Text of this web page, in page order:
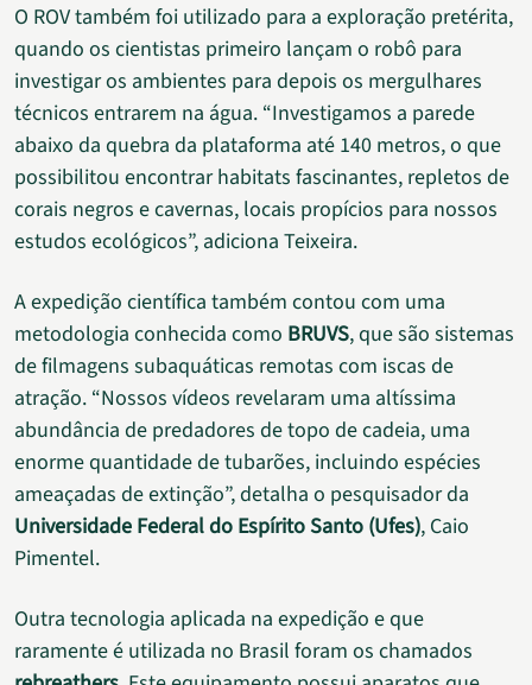
O ROV também foi utilizado para a exploração pretérita,
quando os cientistas primeiro lançam o robô para
investigar os ambientes para depois os mergulhares
técnicos entrarem na água. “Investigamos a parede
abaixo da quebra da plataforma até 140 metros, o que
possibilitou encontrar habitats fascinantes, repletos de
corais negros e cavernas, locais propícios para nossos
estudos ecológicos”, adiciona Teixeira.
A expedição científica também contou com uma
metodologia conhecida como BRUVS, que são sistemas
de filmagens subaquáticas remotas com iscas de
atração. “Nossos vídeos revelaram uma altíssima
abundância de predadores de topo de cadeia, uma
enorme quantidade de tubarões, incluindo espécies
ameaçadas de extinção”, detalha o pesquisador da
Universidade Federal do Espírito Santo (Ufes), Caio
Pimentel.
Outra tecnologia aplicada na expedição e que
raramente é utilizada no Brasil foram os chamados